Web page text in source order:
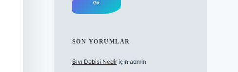
SON YORUMLAR
Sıvı Debisi Nediriçin admin